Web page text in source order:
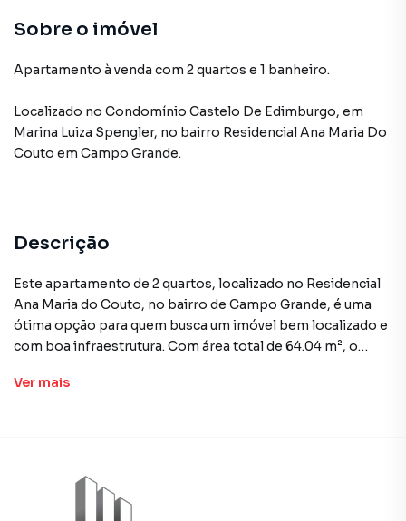
Sobre o imóvel
Apartamento à venda com 2 quartos e 1 banheiro.
Localizado no Condomínio Castelo De Edimburgo, em
Marina Luiza Spengler, no bairro Residencial Ana Maria Do
Couto em Campo Grande.
Descrição
Este apartamento de 2 quartos, localizado no Residencial
Ana Maria do Couto, no bairro de Campo Grande, é uma
ótima opção para quem busca um imóvel bem localizado e
com boa infraestrutura. Com área total de 64.04 m², o
distribuição funcional dos ambientes.
condomínio Castelo de Edimburgo, o que garante
Ver mais